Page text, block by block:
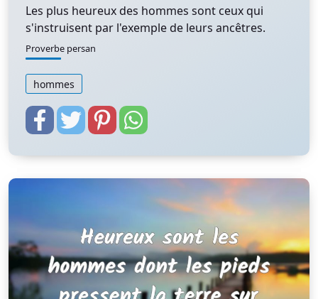
Les plus heureux des hommes sont ceux qui
s'instruisent par l'exemple de leurs ancêtres.
Proverbe persan
hommes